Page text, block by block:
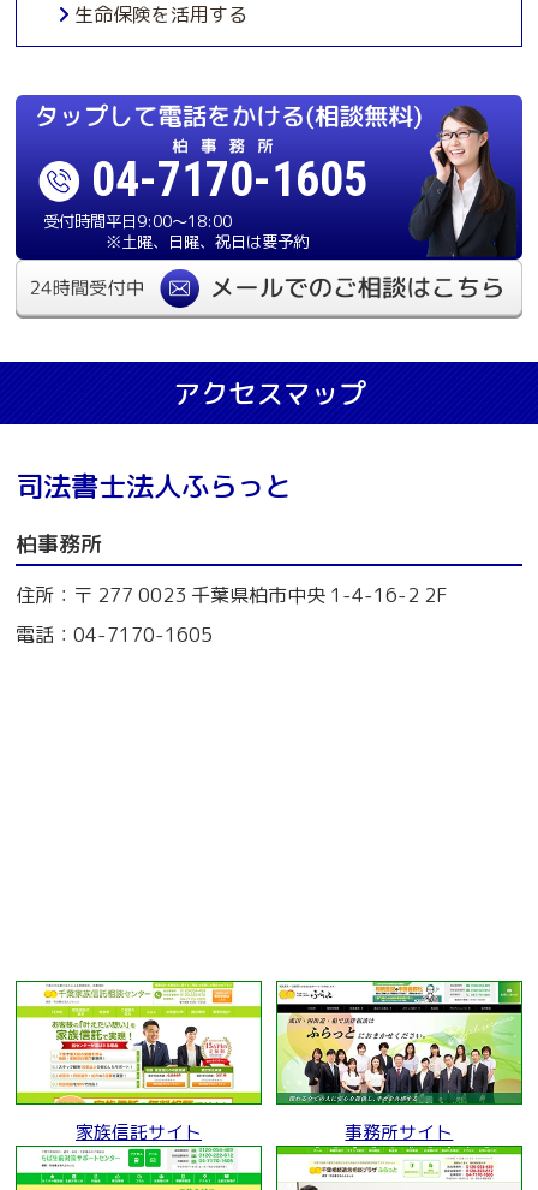
生命保険を活用する
04-7170-1605
受付時間平日9:00〜18:00
※土曜、日曜、祝日は要予約
アクセスマップ
司法書士法人ふらっと
柏事務所
住所：〒 277 0023 千葉県柏市中央 1-4-16-2 2F
電話：04-7170-1605
家族信託サイト 事務所サイト